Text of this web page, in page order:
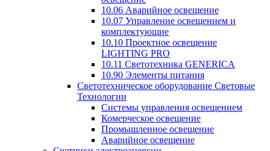
10.06 Аварийное освещение
10.07 Управление освещением и
комплектующие
10.10 Проектное освещение
LIGHTING PRO
10.11 Светотехника GENERICA
10.90 Элементы питания
Светотехническое оборудование Световые
Технологии
Системы управления освещением
Комерческое освещение
Промышленное освещение
Аварийное освещение